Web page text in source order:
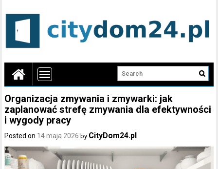
Organizacja zmywania i zmywarki: jak
zaplanować strefę zmywania dla efektywności
i wygody pracy
Posted on 14 maja 2026 by CityDom24.pl